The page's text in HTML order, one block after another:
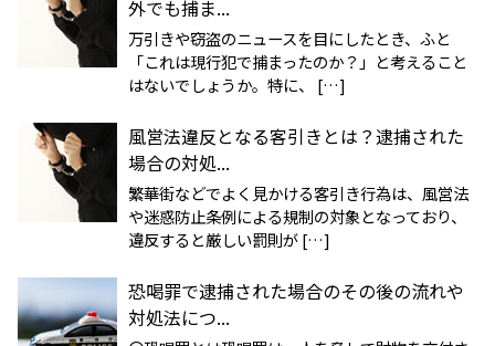
外でも捕ま...
万引きや窃盗のニュースを目にしたとき、ふと
「これは現行犯で捕まったのか？」と考えること
はないでしょうか。特に、 […]
風営法違反となる客引きとは？逮捕された
場合の対処...
繁華街などでよく見かける客引き行為は、風営法
や迷惑防止条例による規制の対象となっており、
違反すると厳しい罰則が […]
恐喝罪で逮捕された場合のその後の流れや
対処法につ...